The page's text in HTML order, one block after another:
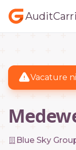
Vacature
Blue Sky